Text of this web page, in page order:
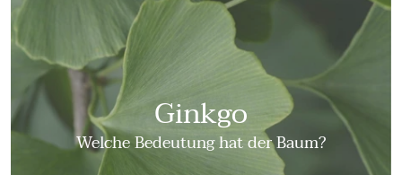
Ginkgo
Welche Bedeutung hat der Baum?